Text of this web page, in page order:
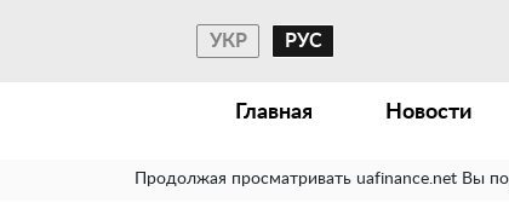
УКР РУС
Главная Новости
Продолжая просматривать uafinance.net Вы